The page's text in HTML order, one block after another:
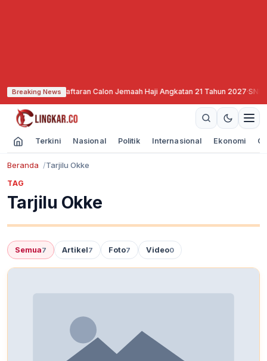
Breaking News
Buka Pendaftaran Calon Jemaah Haji Angkatan 21 Tahun 2027·SNEX
Terkini Nasional Politik Internasional Ekonomi
Beranda Tarjilu Okke
TAG
Tarjilu Okke
Semua7 Artikel7 Foto7 Video0